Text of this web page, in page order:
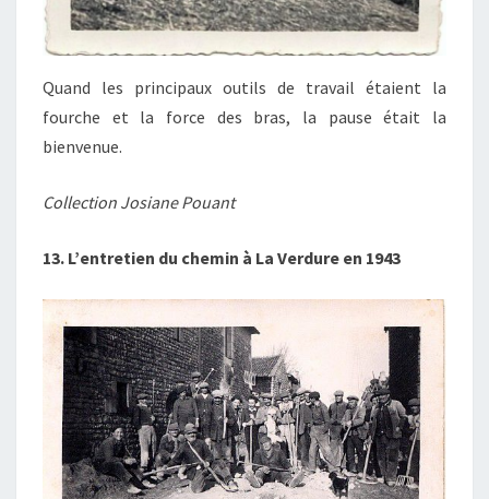
Quand les principaux outils de travail étaient la
fourche et la force des bras, la pause était la
bienvenue.
Collection Josiane Pouant
13. L’entretien du chemin à La Verdure en 1943